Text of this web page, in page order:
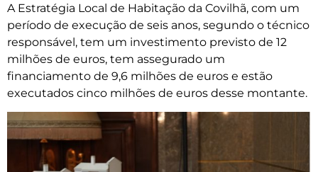
A Estratégia Local de Habitação da Covilhã, com um
período de execução de seis anos, segundo o técnico
responsável, tem um investimento previsto de 12
milhões de euros, tem assegurado um
financiamento de 9,6 milhões de euros e estão
executados cinco milhões de euros desse montante.